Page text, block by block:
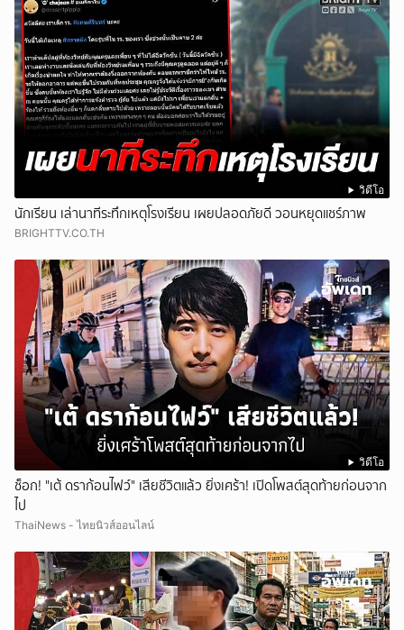
วิดีโอ
นักเรียน เล่านาทีระทึกเหตุโรงเรียน เผยปลอดภัยดี วอนหยุดแชร์ภาพ
BRIGHTTV.CO.TH
วิดีโอ
ช็อก! "เต้ ดราก้อนไฟว์" เสียชีวิตแล้ว ยิ่งเศร้า! เปิดโพสต์สุดท้ายก่อนจาก
ไป
ThaiNews - ไทยนิวส์ออนไลน์